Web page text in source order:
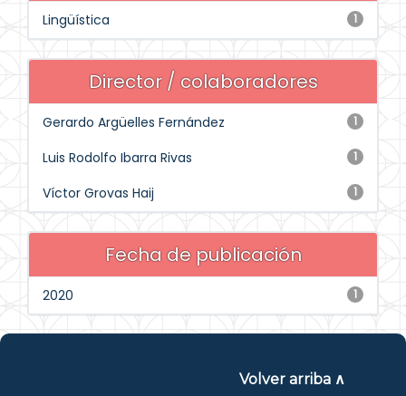
1
Lingüística
Director / colaboradores
1
Gerardo Argüelles Fernández
1
Luis Rodolfo Ibarra Rivas
1
Víctor Grovas Haij
Fecha de publicación
1
2020
Volver arriba ∧